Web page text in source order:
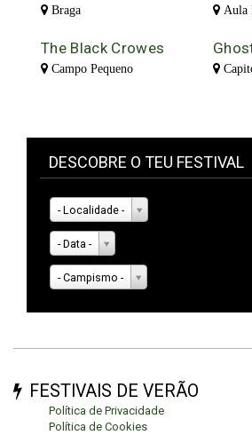
Braga Aula
The Black Crowes
Campo Pequeno
DESCOBRE O TEU FESTIVAL
- Localidade -
- Data -
- Campismo -
FESTIVAIS DE VERÃO
Política de Privacidade
Política de Cookies